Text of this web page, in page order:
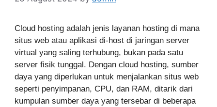
Cloud hosting adalah jenis layanan hosting di mana
situs web atau aplikasi di-host di jaringan server
virtual yang saling terhubung, bukan pada satu
server fisik tunggal. Dengan cloud hosting, sumber
daya yang diperlukan untuk menjalankan situs web
seperti penyimpanan, CPU, dan RAM, ditarik dari
kumpulan sumber daya yang tersebar di beberapa